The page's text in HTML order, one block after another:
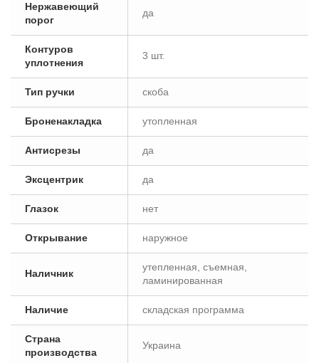
Нержавеющий
порог
да
Контуров
уплотнения
3 шт.
Тип ручки скоба
Броненакладка утопленная
Антисрезы да
Эксцентрик да
Глазок нет
Открывание наружное
Наличник
утепленная, съемная,
ламинированная
Наличие складская программа
Страна
производства
Украина